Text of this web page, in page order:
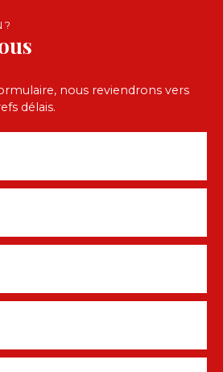
?
nous reviendrons vers
délais.